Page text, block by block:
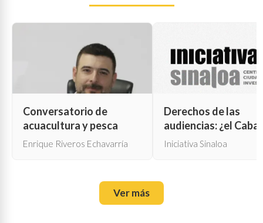
Conversatorio de
acuacultura y pesca
Enrique Riveros Echavarría
Derechos de las
audiencias: ¿el
de Troya para la
Iniciativa Sinaloa
Ver más